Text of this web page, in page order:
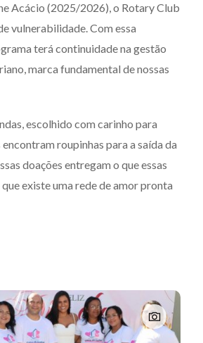
Acácio (2025/2026), o Rotary Club
vulnerabilidade. Com essa
terá continuidade na gestão
marca fundamental de nossas
escolhido com carinho para
roupinhas para a saída da
doações entregam o que essas
existe uma rede de amor pronta
KARIANNY MOREIRA É A
NOVA SECRETÁRIA DE
COMUNICAÇÃO DE PORTO
NACIONAL
4/08/2026